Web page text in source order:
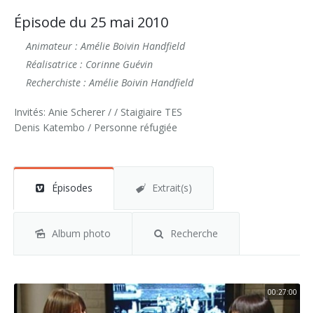
Épisode du 25 mai 2010
Animateur : Amélie Boivin Handfield
Réalisatrice : Corinne Guévin
Recherchiste : Amélie Boivin Handfield
Invités: Anie Scherer / / Staigiaire TES
Denis Katembo / Personne réfugiée
Épisodes Extrait(s)
Album photo Recherche
00:27:00